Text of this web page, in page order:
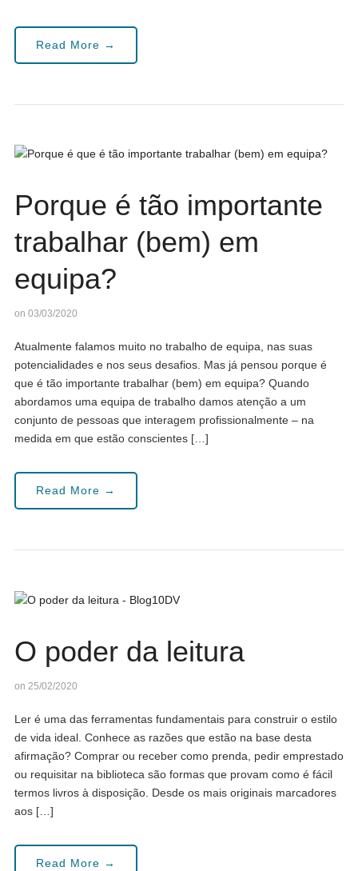
Read More →
Porque é tão importante
trabalhar (bem) em
equipa?
on 03/03/2020
Atualmente falamos muito no trabalho de equipa, nas suas
potencialidades e nos seus desafios. Mas já pensou porque é
que é tão importante trabalhar (bem) em equipa? Quando
abordamos uma equipa de trabalho damos atenção a um
conjunto de pessoas que interagem profissionalmente – na
medida em que estão conscientes […]
Read More →
O poder da leitura
on 25/02/2020
Ler é uma das ferramentas fundamentais para construir o estilo
de vida ideal. Conhece as razões que estão na base desta
afirmação? Comprar ou receber como prenda, pedir emprestado
ou requisitar na biblioteca são formas que provam como é fácil
termos livros à disposição. Desde os mais originais marcadores
aos […]
Read More →